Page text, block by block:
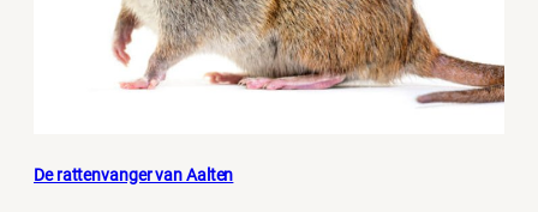
De rattenvanger van Aalten